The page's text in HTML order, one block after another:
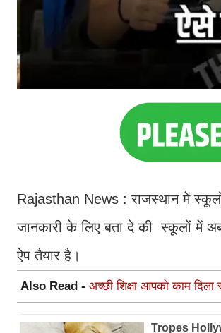
Rajasthan News : राजस्थान में
जानकारी के लिए बता दे की स्कूलों में
ऐप तैयार है।
Also Read - अच्छी शिक्षा आपको काम